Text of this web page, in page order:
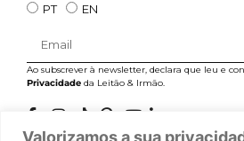
Valorizamos a sua
PT
EN
Ao subscrever à newsletter, declara que leu e
Privacidade da Leitão & Irmão.